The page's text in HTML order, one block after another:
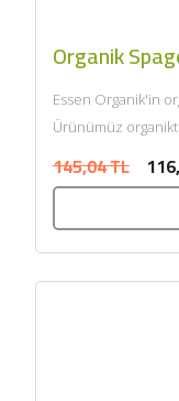
Organik
Essen Organik'in
Ürünümüz
ECOCERT
145,04 TL